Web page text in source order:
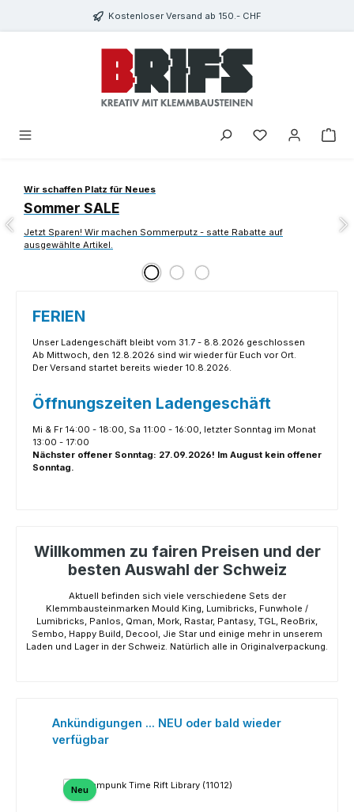
Zum Hauptinhalt springenKostenloser Versand ab 150.- CHF
Du hast 0
Wir schaffen Platz für Neues
Sommer SALE
Jetzt Sparen! Wir machen Sommerputz - satte Rabatte auf
ausgewählte Artikel.
FERIEN
Unser Ladengeschäft bleibt vom 31.7 - 8.8.2026 geschlossen
Ab Mittwoch, den 12.8.2026 sind wir wieder für Euch vor Ort.
Der Versand startet bereits wieder 10.8.2026.
Öffnungszeiten Ladengeschäft
Mi & Fr 14:00 - 18:00, Sa 11:00 - 16:00, letzter Sonntag im Monat
13:00 - 17:00
Nächster offener Sonntag: 27.09.2026! Im August kein offener
Sonntag.
Willkommen zu fairen Preisen und der
besten Auswahl der Schweiz
Aktuell befinden sich viele verschiedene Sets der
Klemmbausteinmarken Mould King, Lumibricks, Funwhole /
Lumibricks, Panlos, Qman, Mork, Rastar, Pantasy, TGL, ReoBrix,
Sembo, Happy Build, Decool, Jie Star und einige mehr in unserem
Laden und Lager in der Schweiz. Natürlich alle in Originalverpackung.
Produktgalerie überspringen
Ankündigungen ... NEU oder bald wieder
verfügbar
Neu